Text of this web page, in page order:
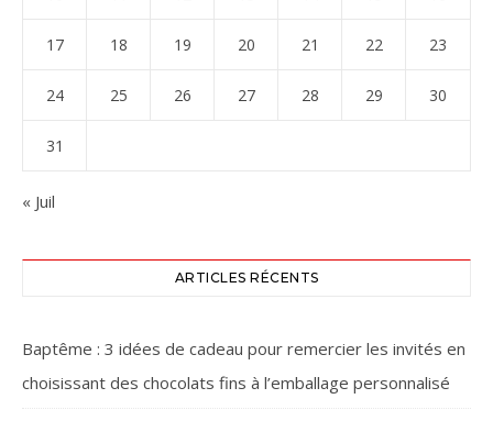
17 18 19 20 21 22 23
24 25 26 27 28 29 30
31
« Juil
ARTICLES RÉCENTS
Baptême : 3 idées de cadeau pour remercier les invités en
choisissant des chocolats fins à l’emballage personnalisé